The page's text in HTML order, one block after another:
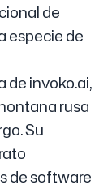
de
especie de
de invoko.ai,
rusa
Su
de software